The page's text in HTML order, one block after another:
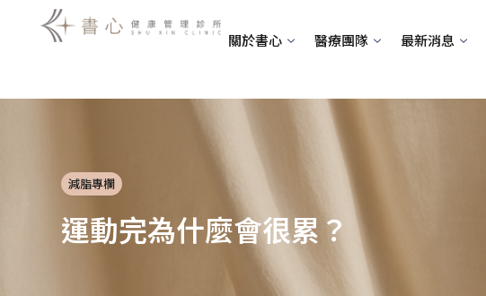
內
關於書心 醫療團隊 最新消息
減脂專欄
運動完為什麼會很累？